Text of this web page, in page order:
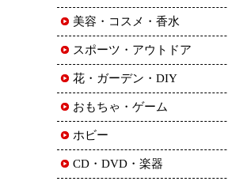
美容・コスメ・香水
スポーツ・アウトドア
花・ガーデン・DIY
おもちゃ・ゲーム
ホビー
CD・DVD・楽器